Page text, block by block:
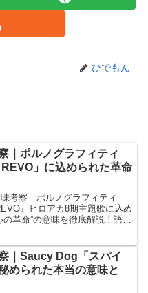
ひでもん
｜ポルノグラフィティ
REVO」に込められた革命
考察｜ポルノグラフィティ
』ヒロアカ8期主題歌に込め
の革命”の意味を徹底解説！語
。
｜Saucy Dog「スパイ
められた本当の意味と